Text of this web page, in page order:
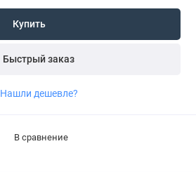
Купить
Быстрый заказ
Нашли дешевле?
В сравнение